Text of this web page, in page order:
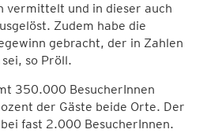
vermittelt und in dieser auch
Zudem habe die
gebracht, der in Zahlen
so Pröll.
350.000 BesucherInnen
der Gäste beide Orte. Der
fast 2.000 BesucherInnen.